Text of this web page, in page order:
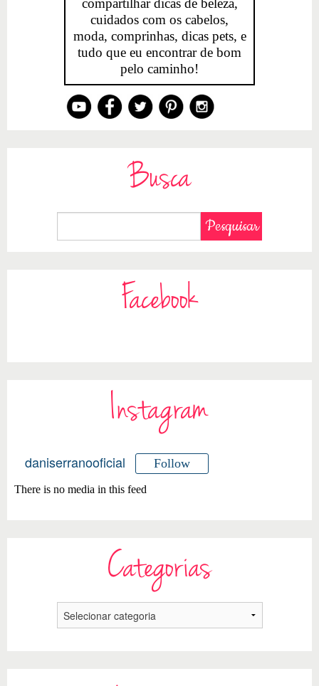
compartilhar dicas de beleza,
cuidados com os cabelos,
moda, comprinhas, dicas pets, e
tudo que eu encontrar de bom
pelo caminho!
Busca
Facebook
Instagram
daniserranooficial Follow
There is no media in this feed
Categorias